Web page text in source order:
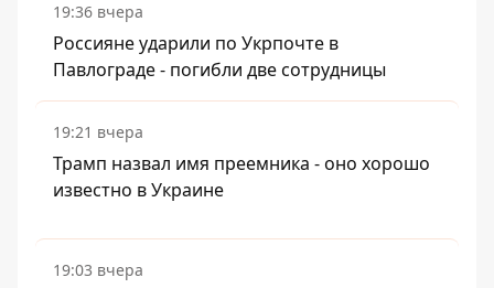
19:36 вчера
Россияне ударили по Укрпочте в
Павлограде - погибли две сотрудницы
19:21 вчера
Трамп назвал имя преемника - оно хорошо
известно в Украине
19:03 вчера